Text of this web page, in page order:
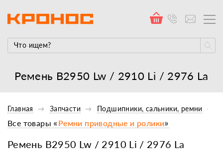
Ремень В2950 Lw / 2910 Li / 2976 La
Главная Запчасти Подшипники, сальники, ремни
Ремень В2950 Lw / 2910 Li / 2976 La
Все товары «Ремни приводные и ролики»